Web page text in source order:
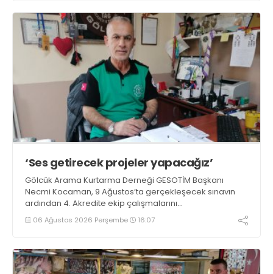
‘Ses getirecek projeler yapacağız’
Gölcük Arama Kurtarma Derneği GESOTİM Başkanı
Necmi Kocaman, 9 Ağustos’ta gerçekleşecek sınavın
ardından 4. Akredite ekip çalışmalarını
tamamlayacaklarını ifade ederek açıklamalarda
bulundu. Kocaman, “Gölcük’te ve Kocaeli genelinde ses
06 Ağustos 2026 Perşembe 16:07